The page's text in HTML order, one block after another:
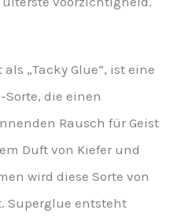
„Tacky Glue“, ist eine
-Sorte, die einen
Rausch für Geist
Duft von Kiefer und
wird diese Sorte von
Superglue entsteht